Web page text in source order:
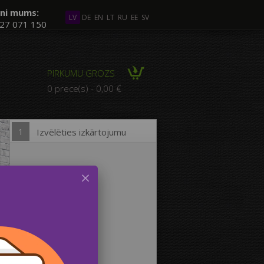
LV DE EN LT RU EE SV
mums:
27 071 150
PIRKUMU GROZS
0 prece(s) - 0,00 €
1 Izvēlēties izkārtojumu
no vairākiem